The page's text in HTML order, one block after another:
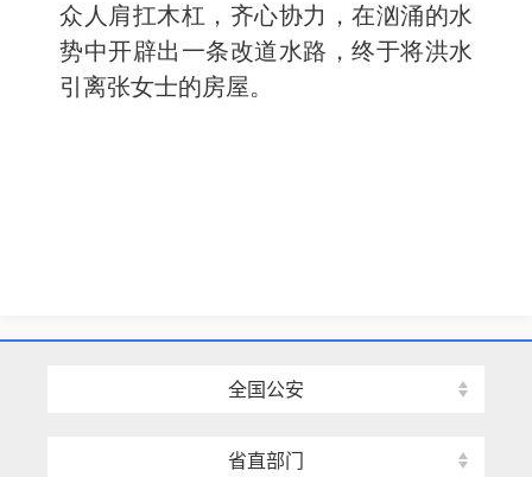
众人肩扛木杠，齐心协力，在汹涌的水
势中开辟出一条改道水路，终于将洪水
引离张女士的房屋。
全国公安
省直部门